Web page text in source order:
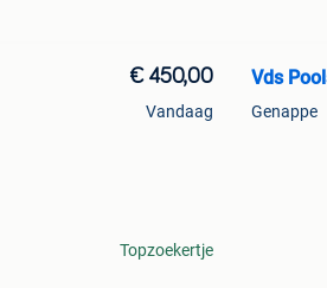
€ 450,00
Vandaag
Topzoekertje
Vds
Genappe